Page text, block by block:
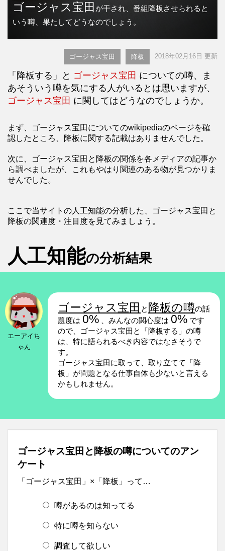
ゴージャス宝田 が干され、番組降板させられると
いう噂、果たしてどうなのでしょう。
ゴージャス宝田 降板 2018年02月16日 更新
「降板する」と ゴージャス宝田 についての噂、ま
あそういう噂を気にする人がいるとは思いますが、
ゴージャス宝田 に関してはどうなのでしょうか。
まず、ゴージャス宝田についてのwikipediaのページを確
認したところ、降板に関する記載はありませんでした。
次に、ゴージャス宝田と降板の関係を各メディアの記事か
ら調べましたが、これもやはり関連のある物が見つかりま
せんでした。
ここで当サイトの人工知能の分析した、ゴージャス宝田と
降板の関連度・注目度を見てみましょう。
人工知能の分析結果
エーアイち
ゃん
ゴージャス宝田 と 降板の噂の話
題度は 0% 、みんなの関心度は 0% です
ので、ゴージャス宝田と「降板する」の噂
は、特に語られるべき内容ではなさそうで
す。
ゴージャス宝田に取って、取り立てて「降
板」が問題となる仕事自体も少ないと言える
かもしれません。
ゴージャス宝田と降板の噂についてのアン
ケート
「ゴージャス宝田」×「降板」って…
噂があるのは知ってる
特に噂を知らない
調査して欲しい